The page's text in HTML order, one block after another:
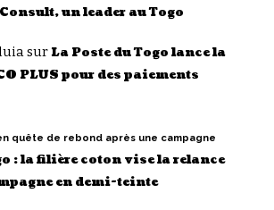
un leader au Togo
surLa Poste du Togo lance la
PLUS pour des paiements
quête de rebond après une campagne
: la filière coton vise la relance
en demi-teinte